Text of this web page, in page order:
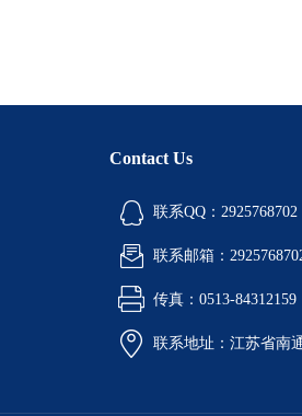
Contact Us
联系QQ：2925768702
联系邮箱：
传真：0513-84312159
联系地址：江苏省南